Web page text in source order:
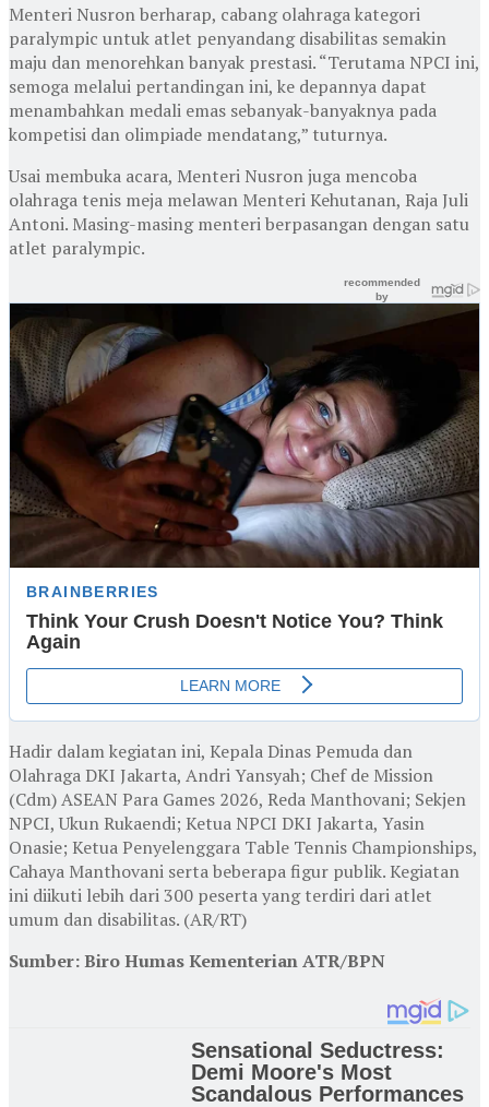
Menteri Nusron berharap, cabang olahraga kategori
paralympic untuk atlet penyandang disabilitas semakin
maju dan menorehkan banyak prestasi. “Terutama NPCI ini,
semoga melalui pertandingan ini, ke depannya dapat
menambahkan medali emas sebanyak-banyaknya pada
kompetisi dan olimpiade mendatang,” tuturnya.
Usai membuka acara, Menteri Nusron juga mencoba
olahraga tenis meja melawan Menteri Kehutanan, Raja Juli
Antoni. Masing-masing menteri berpasangan dengan satu
atlet paralympic.
Hadir dalam kegiatan ini, Kepala Dinas Pemuda dan
Olahraga DKI Jakarta, Andri Yansyah; Chef de Mission
(Cdm) ASEAN Para Games 2026, Reda Manthovani; Sekjen
NPCI, Ukun Rukaendi; Ketua NPCI DKI Jakarta, Yasin
Onasie; Ketua Penyelenggara Table Tennis Championships,
Cahaya Manthovani serta beberapa figur publik. Kegiatan
ini diikuti lebih dari 300 peserta yang terdiri dari atlet
umum dan disabilitas. (AR/RT)
Sumber: Biro Humas Kementerian ATR/BPN